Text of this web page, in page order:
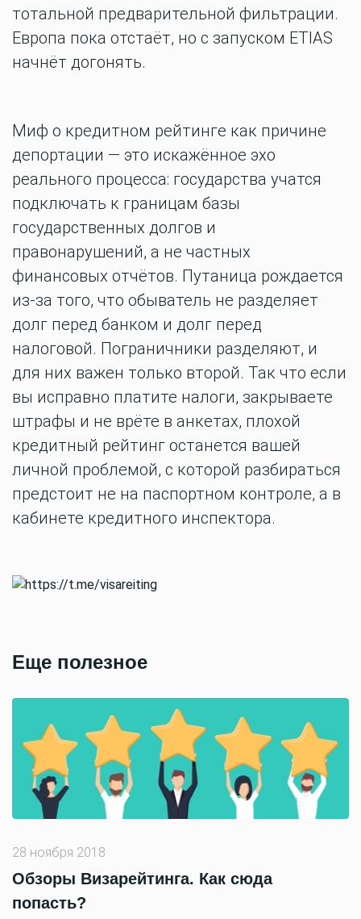
тотальной предварительной фильтрации.
Европа пока отстаёт, но с запуском ETIAS
начнёт догонять.
Миф о кредитном рейтинге как причине
депортации — это искажённое эхо
реального процесса: государства учатся
подключать к границам базы
государственных долгов и
правонарушений, а не частных
финансовых отчётов. Путаница рождается
из-за того, что обыватель не разделяет
долг перед банком и долг перед
налоговой. Пограничники разделяют, и
для них важен только второй. Так что если
вы исправно платите налоги, закрываете
штрафы и не врёте в анкетах, плохой
кредитный рейтинг останется вашей
личной проблемой, с которой разбираться
предстоит не на паспортном контроле, а в
кабинете кредитного инспектора.
Еще полезное
28 ноября 2018
Обзоры Визарейтинга. Как сюда
попасть?